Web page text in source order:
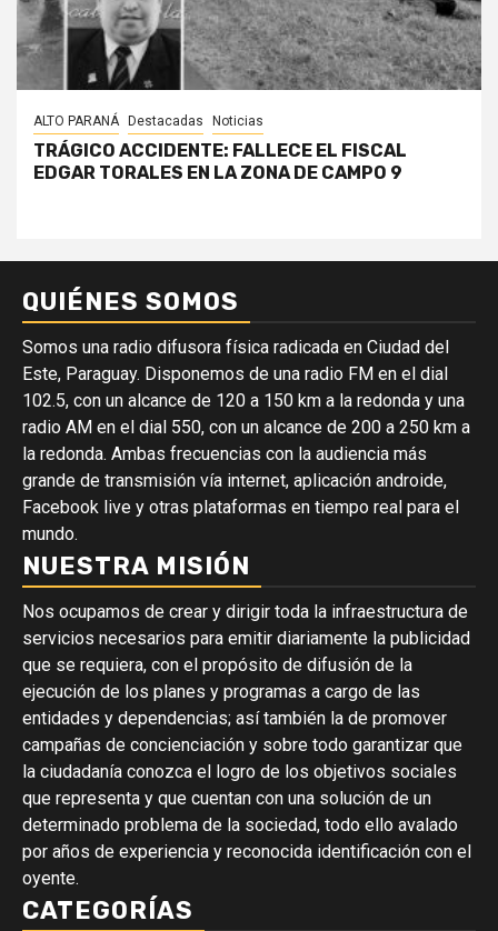
ALTO PARANÁ Destacadas Noticias
TRÁGICO ACCIDENTE: FALLECE EL FISCAL
EDGAR TORALES EN LA ZONA DE CAMPO 9
QUIÉNES SOMOS
Somos una radio difusora física radicada en Ciudad del
Este, Paraguay. Disponemos de una radio FM en el dial
102.5, con un alcance de 120 a 150 km a la redonda y una
radio AM en el dial 550, con un alcance de 200 a 250 km a
la redonda. Ambas frecuencias con la audiencia más
grande de transmisión vía internet, aplicación androide,
Facebook live y otras plataformas en tiempo real para el
mundo.
NUESTRA MISIÓN
Nos ocupamos de crear y dirigir toda la infraestructura de
servicios necesarios para emitir diariamente la publicidad
que se requiera, con el propósito de difusión de la
ejecución de los planes y programas a cargo de las
entidades y dependencias; así también la de promover
campañas de concienciación y sobre todo garantizar que
la ciudadanía conozca el logro de los objetivos sociales
que representa y que cuentan con una solución de un
determinado problema de la sociedad, todo ello avalado
por años de experiencia y reconocida identificación con el
oyente.
CATEGORÍAS